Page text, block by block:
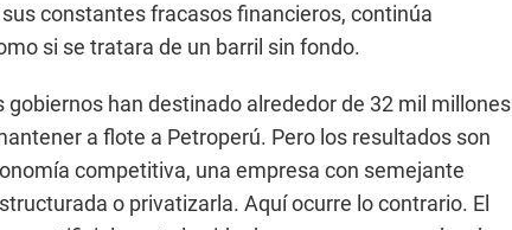
constantes fracasos financieros, continúa
si se tratara de un barril sin fondo.
gobiernos han destinado alrededor de 32 mil millones
a flote a Petroperú. Pero los resultados son
competitiva, una empresa con semejante
o privatizarla. Aquí ocurre lo contrario. El